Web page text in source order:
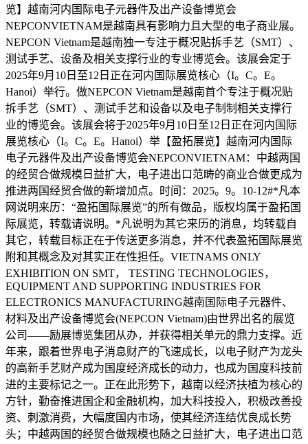
览】越南河内国际电子元器件及出产设备博览会
NEPCONVIETNAM是越南具有影响力且大型的电子商业展。
NEPCON Vietnam是越南独一专注于概况贴拆手艺（SMT）、
测试手艺、设备及相关支撑行业的专业博览会。该展会定于
2025年9月10日至12日正在河内国际展览核心（I。C。E。
Hanoi）举行。做NEPCON Vietnam是越南首个专注于概况贴
拆手艺（SMT）、测试手艺和设备以及电子制制相关支撑行
业的博览会。该展会将于2025年9月10日至12日正在河内国际
展览核心（I。C。E。Hanoi）举【盈拓展览】越南河内国际
电子元器件及出产设备博览会NEPCONVIETNAM：中越两国
的经贸合做规模日益扩大，电子进出口范畴的商业合做更成为
推进两国经贸合做的新增加点。时间：2025。9。10-12#*凡本
网说明来历：“盈拓国际展览”的所有做品，版权均属于盈拓国
际展览，转载请说明。*凡说明为其它来历的消息，均转载自
其它，转载目标正在于传送更多消息，并不代表盈拓国际展览
附和其概念及对其实正在性担任。VIETNAMS ONLY
EXHIBITION ON SMT， TESTING TECHNOLOGIES，
EQUIPMENT AND SUPPORTING INDUSTRIES FOR
ELECTRONICS MANUFACTURING越南国际电子元器件、
材料及出产设备博览会(NEPCON Vietnam)由世界出名的展览
公司——励展博览集团从办，并获得相关单元的鼎力支撑。近
年来，跟着世界电子消息财产的飞速成长，以电子财产为龙头
的高新手艺财产成为国度经济成长的动力，也成为国度科技前
进的主要标记之一。正在此形势下，越南以经济扶植为核心的
方针，勤奋推进国企和金融机构，加大科技投入，积极改善投
资、刺激消费，大幅度国内市场，使其经济连结优良成长势
头；中越两国的经贸合做规模也随之日益扩大，电子进出口范